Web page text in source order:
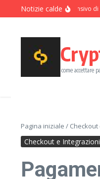
Salta al contenuto
Notizie calde
Programma intensivo di
come accettare
Pagina iniziale /
Checkout e Integrazioni